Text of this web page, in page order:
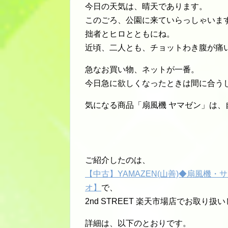
今日の天気は、晴天であります。
このごろ、公園に来ていらっしゃいま
拙者とヒロとともにね。
近頃、二人とも、チョットわき腹が痛
急なお買い物、ネットが一番。
今日急に欲しくなったときは間に合う
気になる商品「扇風機 ヤマゼン」は
ご紹介したのは、
【中古】YAMAZEN(山善)◆扇風機・
オ】 で、
2nd STREET 楽天市場店でお取り扱い
詳細は、以下のとおりです。